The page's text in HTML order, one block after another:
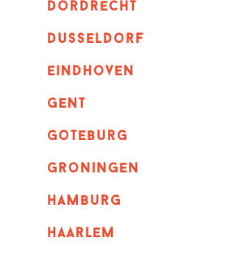
dordrecht
dusseldorf
eindhoven
GENT
goteburg
groningen
hamburg
haarlem